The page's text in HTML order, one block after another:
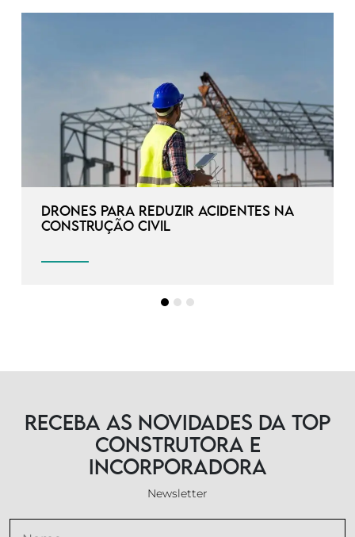
Drones para reduzir acidentes na
construção civil
Receba as novidades da TOP
Construtora e
Incorporadora
Newsletter